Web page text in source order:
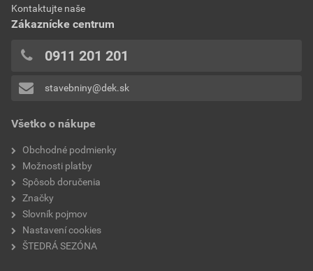
model
typ
Pridávať hodnotenie môže iba prihlásený užívateľ.
Všetko o nákupe
Obchodné podmienky
Možnosti platby
Spôsob doručenia
Značky
Slovník pojmov
Nastavení cookies
ŠTEDRÁ SEZÓNA
Kontaktujte naše
Zákaznícke centrum
0911 201 201
stavebniny@dek.sk